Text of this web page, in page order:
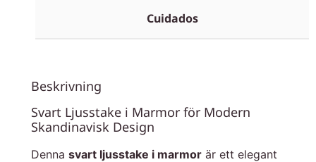
Cuidados
Beskrivning
Svart Ljusstake i Marmor för Modern
Skandinavisk Design
Denna svart ljusstake i marmor är ett elegant